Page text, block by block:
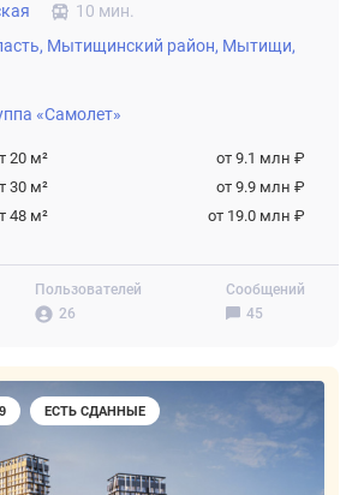
Пользователей
26
Сообщений
45
10 мин.
Мытищинский район, Мытищи,
«Самолет»
20 м²
от 9.1 млн ₽
30 м²
от 9.9 млн ₽
48 м² от 19.0 млн ₽
ЕСТЬ СДАННЫЕ